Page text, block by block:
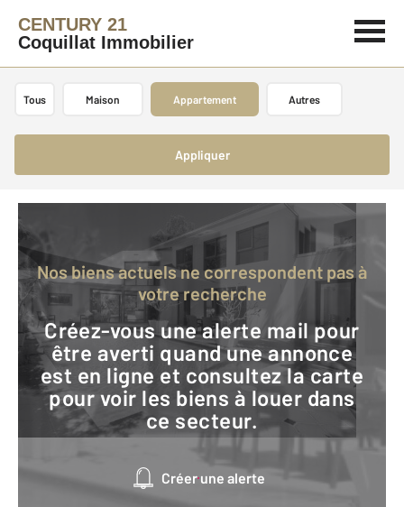
CENTURY 21
Coquillat Immobilier
Tous Maison Appartement Autres
Appliquer
Nos biens actuels ne correspondent pas à
votre recherche
Créez-vous une alerte mail pour
être averti quand une annonce
est en ligne et consultez la carte
pour voir les biens à louer dans
ce secteur.
Créer une alerte